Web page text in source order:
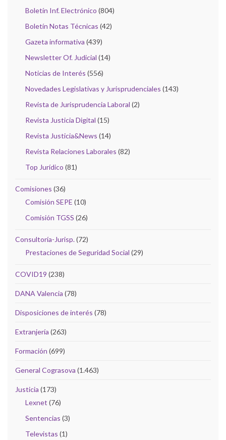
Boletín Inf. Electrónico (804)
Boletín Notas Técnicas (42)
Gazeta informativa (439)
Newsletter Of. Judicial (14)
Noticias de Interés (556)
Novedades Legislativas y Jurisprudenciales (143)
Revista de Jurisprudencia Laboral (2)
Revista Justicia Digital (15)
Revista Justicia&News (14)
Revista Relaciones Laborales (82)
Top Jurídico (81)
Comisiones (36)
Comisión SEPE (10)
Comisión TGSS (26)
Consultoría-Jurisp.(72)
Prestaciones de Seguridad Social (29)
COVID19 (238)
DANA Valencia (78)
Disposiciones de interés (78)
Extranjería (263)
Formación (699)
General Cograsova (1.463)
Justicia (173)
Lexnet (76)
Sentencias (3)
Televistas (1)